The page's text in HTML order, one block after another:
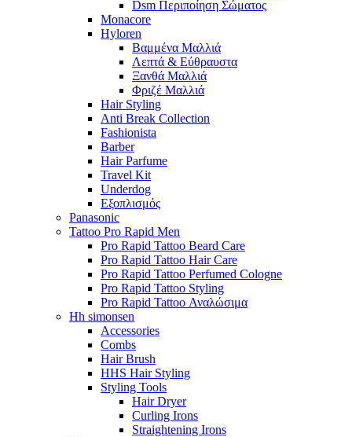
Dsm Περιποίηση Σώματος
Monacore
Hyloren
Βαμμένα Μαλλιά
Λεπτά & Εύθραυστα
Ξανθά Μαλλιά
Φριζέ Μαλλιά
Hair Styling
Anti Break Collection
Fashionista
Barber
Hair Parfume
Travel Kit
Underdog
Εξοπλισμός
Panasonic
Tattoo Pro Rapid Men
Pro Rapid Tattoo Beard Care
Pro Rapid Tattoo Hair Care
Pro Rapid Tattoo Perfumed Cologne
Pro Rapid Tattoo Styling
Pro Rapid Tattoo Αναλώσιμα
Hh simonsen
Accessories
Combs
Hair Brush
HHS Hair Styling
Styling Tools
Hair Dryer
Curling Irons
Straightening Irons